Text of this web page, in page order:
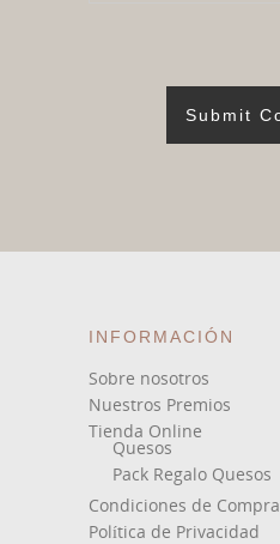
INFORMACIÓN
Sobre nosotros
Nuestros Premios
Tienda Online
Quesos
Pack Regalo Quesos
Condiciones de Compra
Política de Privacidad